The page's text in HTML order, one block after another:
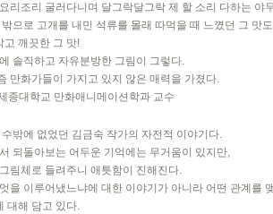
리조리 굴러다니며 달그락달그락 제 할 소리 다하는 야
으로 고개를 내민 석류를 몰래 따먹을 때 느꼈던 그 맛
고 깨끗한 그 맛!
솔직하고 자유분방한 그림이 그렇다.
만화가들이 가지고 있지 않은 매력을 가졌다.
종대학교 만화애니메이션학과 교수
밖에 없었던 김금숙 작가의 자전적 이야기다.
되돌아보는 어두운 기억에는 무거움이 있지만,
림체로 들려주니 애틋함이 진해진다.
을 이루어냈느냐에 대한 이야기가 아니라 어떤 관계를
대해 담고 있다.